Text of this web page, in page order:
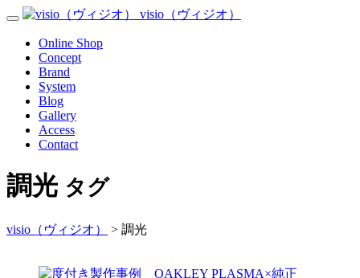
Skip
content
Toggle
Navigation
visio（ヴィジオ）
Menu
Online Shop
Concept
Brand
System
Blog
Gallery
Access
Contact
調光 タグ
visio（ヴィジオ） > 調光